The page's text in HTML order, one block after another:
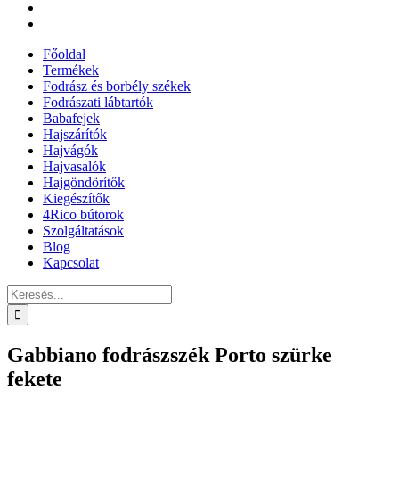
Főoldal
Termékek
Fodrász és borbély székek
Fodrászati lábtartók
Babafejek
Hajszárítók
Hajvágók
Hajvasalók
Hajgöndörítők
Kiegészítők
4Rico bútorok
Szolgáltatások
Blog
Kapcsolat
Keresés...
Gabbiano fodrászszék Porto szürke
fekete